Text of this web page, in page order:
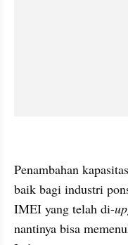
Penambahan
baik bagi industri
IMEI yang telah di-
nantinya bisa